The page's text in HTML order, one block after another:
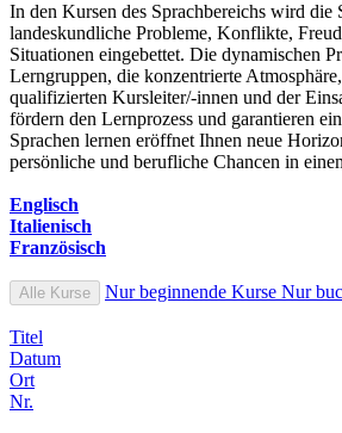
In den Kursen des Sprachbereichs wird die
landeskundliche Probleme, Konflikte,
Situationen eingebettet. Die dynamischen
Lerngruppen, die konzentrierte
qualifizierten Kursleiter/-innen und der
fördern den Lernprozess und garantieren
Sprachen lernen eröffnet Ihnen neue
persönliche und berufliche Chancen in
Englisch
Italienisch
Französisch
Alle Kurse Nur beginnende Kurse Nur
Titel
Datum
Ort
Nr.